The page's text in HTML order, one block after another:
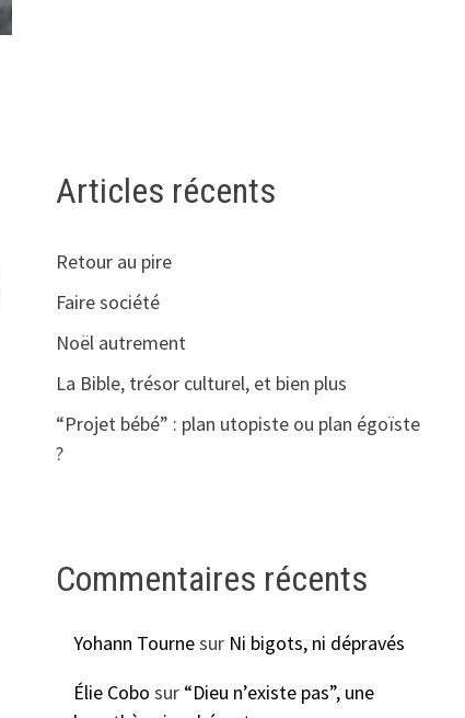
Articles récents
Retour au pire
Faire société
Noël autrement
La Bible, trésor culturel, et bien plus
“Projet bébé” : plan utopiste ou plan égoïste
?
Commentaires récents
Yohann Tournesur Ni bigots, ni dépravés
Élie Cobo sur “Dieu n’existe pas”, une